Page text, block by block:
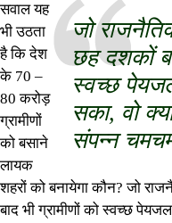
जो
छह दशकों
स्वच्छ
सका, वो
संपन्न
सवाल यह
भी उठता
है कि देश
के 70 –
80 करोड़
ग्रामीणों
को बसाने
लायक
शहरों को बनायेगा कौन? जो
बाद भी ग्रामीणों को स्वच्छ